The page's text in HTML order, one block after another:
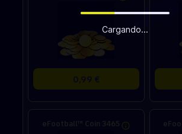
Cargando...
0,99 €
eFootball™ Coin 3465